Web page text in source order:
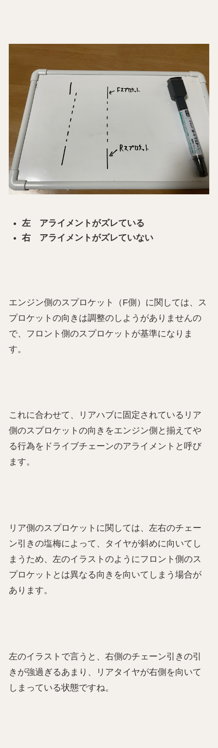
左 アライメントがズレている
右 アライメントがズレていない
エンジン側のスプロケット（F側）に関しては、ス
プロケットの向きは調整のしようがありませんの
で、フロント側のスプロケットが基準になりま
す。
これに合わせて、リアハブに固定されているリア
側のスプロケットの向きをエンジン側と揃えてや
る行為をドライブチェーンのアライメントと呼び
ます。
リア側のスプロケットに関しては、左右のチェー
ン引きの塩梅によって、タイヤが斜めに向いてし
まうため、左のイラストのようにフロント側のス
プロケットとは異なる向きを向いてしまう場合が
あります。
左のイラストで言うと、右側のチェーン引きの引
きが強過ぎるあまり、リアタイヤが右側を向いて
しまっている状態ですね。